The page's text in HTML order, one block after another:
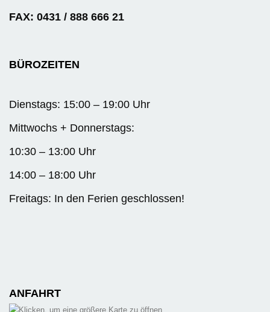
FAX: 0431 / 888 666 21
BÜROZEITEN
Dienstags: 15:00 – 19:00 Uhr
Mittwochs + Donnerstags:
10:30 – 13:00 Uhr
14:00 – 18:00 Uhr
Freitags: In den Ferien geschlossen!
ANFAHRT